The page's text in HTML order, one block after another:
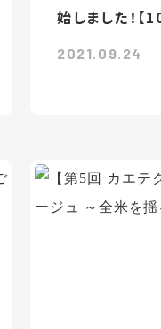
始しました！【
2021.09.24